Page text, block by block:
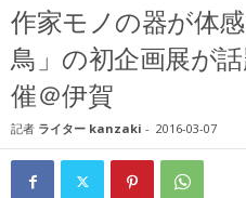
作家モノの器が体
鳥」の初企画展が
催＠伊賀
記者 ライター kanzaki - 2016-03-07